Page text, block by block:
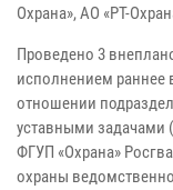
Охрана», АО «РТ-
Проведено 3
исполнением раннее
отношении
уставными задачами
ФГУП «Охрана»
охраны